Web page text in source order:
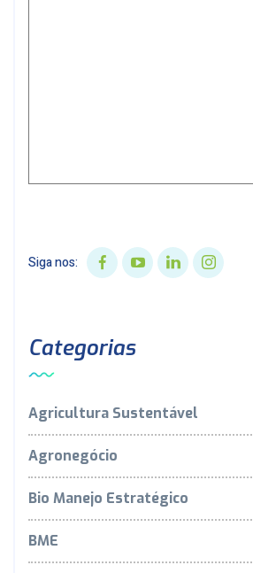
Siga nos:
Categorias
Agricultura Sustentável
Agronegócio
Bio Manejo Estratégico
BME